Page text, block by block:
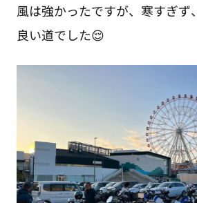
風は強かったですが、寒すぎず
良い道でした😌